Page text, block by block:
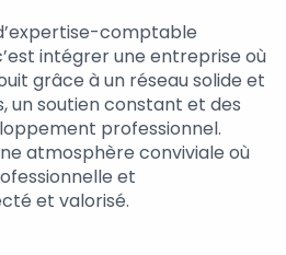
comptable
intégrer une entreprise où
grâce à un réseau solide et
un soutien constant et des
professionnel.
atmosphère conviviale où
et
et valorisé.